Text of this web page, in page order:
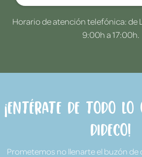
Horario de atención telefónica: de
9:00h a 17:00h.
¡Entérate de todo lo
Dideco!
Prometemos no llenarte el buzón de